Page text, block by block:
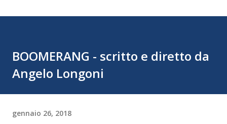
BOOMERANG - scritto e diretto da
Angelo Longoni
gennaio 26, 2018